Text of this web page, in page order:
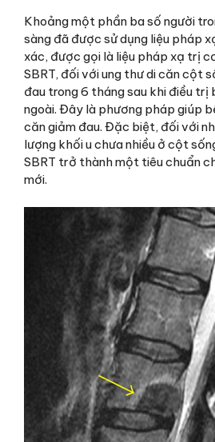
Khoảng một phần ba số người
sàng đã được sử dụng liệu pháp
xác, được gọi là liệu pháp xạ trị
SBRT, đối với ung thư di căn cột
đau trong 6 tháng sau khi điều trị
ngoài. Đây là phương pháp giúp
căn giảm đau. Đặc biệt, đối với
lượng khối u chưa nhiều ở cột
SBRT trở thành một tiêu chuẩn
mới.